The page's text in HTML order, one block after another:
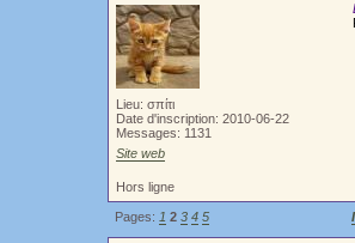
Lieu: σπίτι
Date d'inscription: 2010-06-22
Messages: 1131
Site web
Hors ligne
Pages: 1 2 3 4 5